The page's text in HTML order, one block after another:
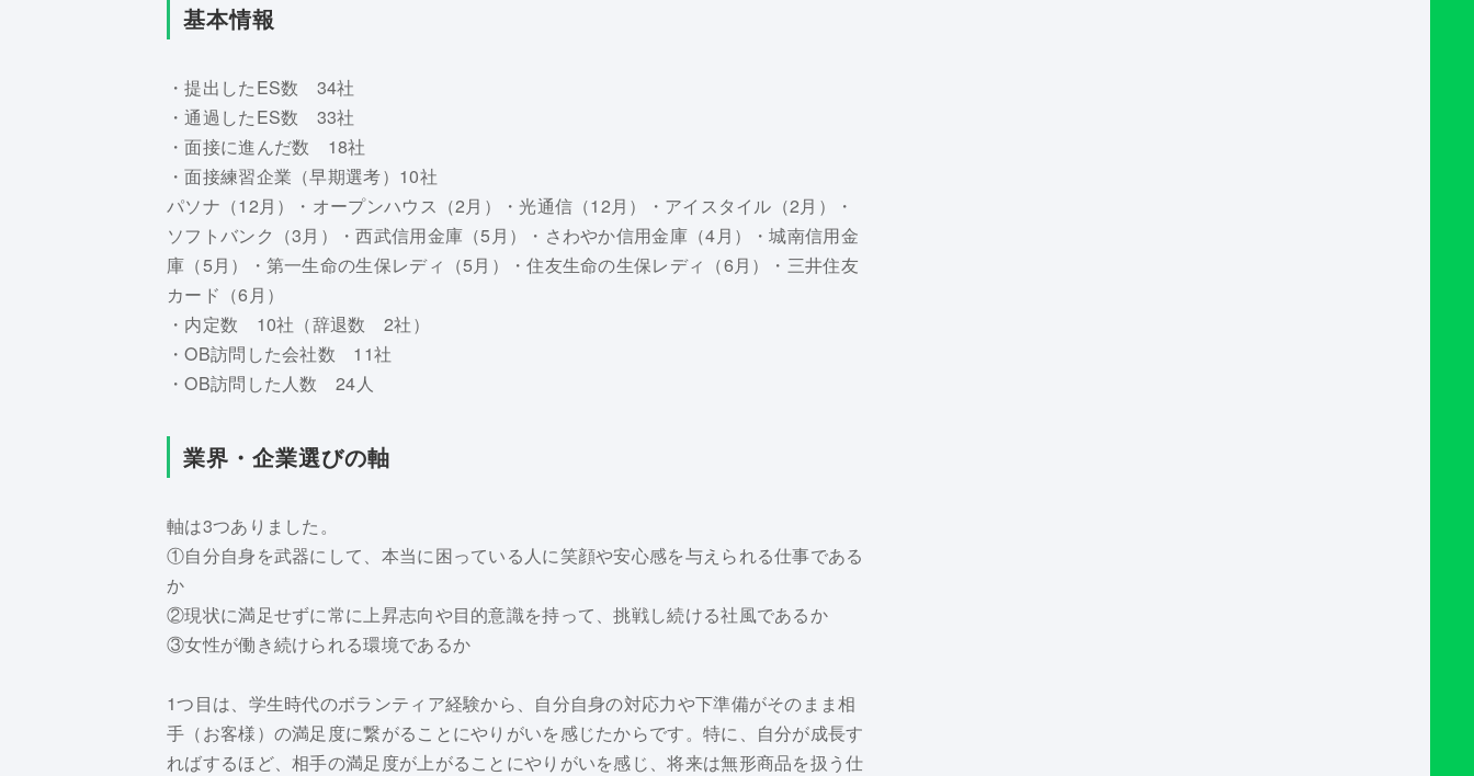
基本情報
・提出したES数 34社
・通過したES数 33社
・面接に進んだ数 18社
・面接練習企業（早期選考）10社
パソナ（12月）・オープンハウス（2月）・光通信（12月）・アイスタイル（2月）・
ソフトバンク（3月）・西武信用金庫（5月）・さわやか信用金庫（4月）・城南信用金
庫（5月）・第一生命の生保レディ（5月）・住友生命の生保レディ（6月）・三井住友
カード（6月）
・内定数 10社（辞退数 2社）
・OB訪問した会社数 11社
・OB訪問した人数 24人
業界・企業選びの軸
軸は3つありました。
①自分自身を武器にして、本当に困っている人に笑顔や安心感を与えられる仕事である
か
②現状に満足せずに常に上昇志向や目的意識を持って、挑戦し続ける社風であるか
③女性が働き続けられる環境であるか
1つ目は、学生時代のボランティア経験から、自分自身の対応力や下準備がそのまま相
手（お客様）の満足度に繋がることにやりがいを感じたからです。特に、自分が成長す
ればするほど、相手の満足度が上がることにやりがいを感じ、将来は無形商品を扱う仕